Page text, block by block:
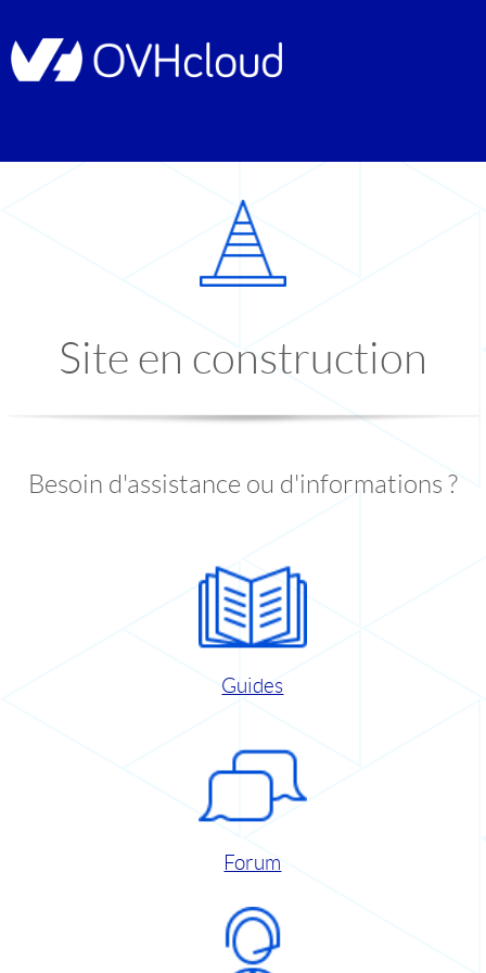
Site en construction
Besoin d'assistance ou d'informations ?
Guides
Forum